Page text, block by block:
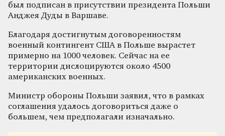
был подписан в присутствии президента Польши
Анджея Дуды в Варшаве.
Благодаря достигнутым договоренностям
военный контингент США в Польше вырастет
примерно на 1000 человек. Сейчас на ее
территории дислоцируются около 4500
американских военных.
Министр обороны Польши заявил, что в рамках
соглашения удалось договориться даже о
большем, чем предполагали изначально.